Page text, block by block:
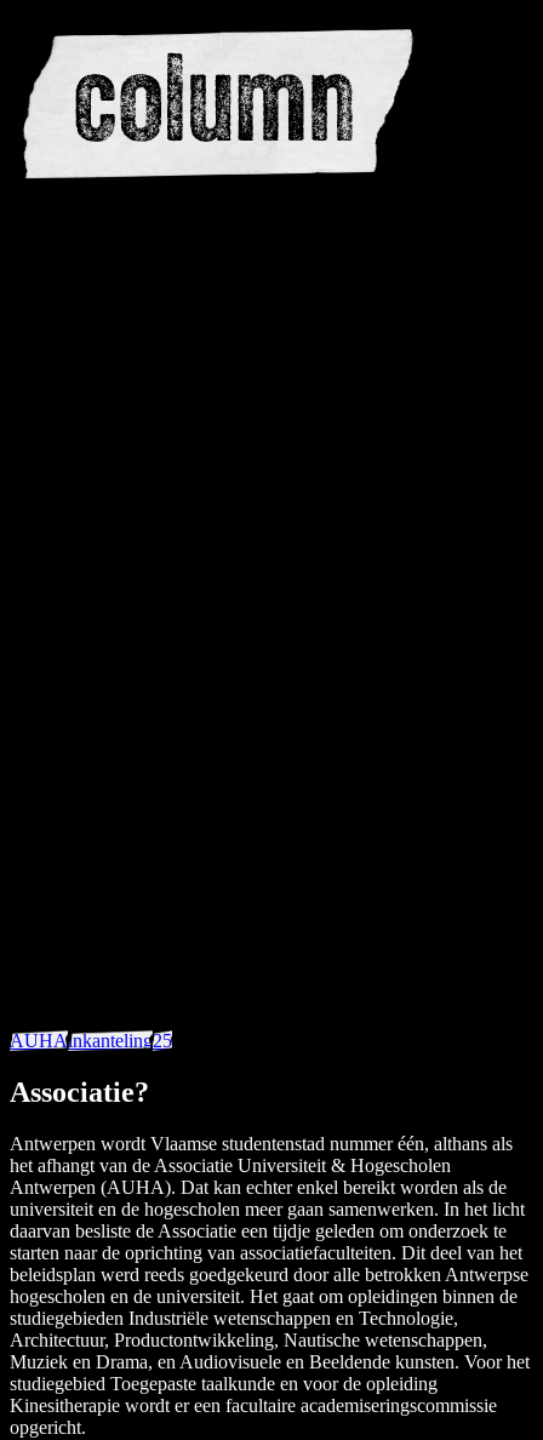
AUHAinkanteling25
Associatie?
Antwerpen wordt Vlaamse studentenstad nummer één, althans als
het afhangt van de Associatie Universiteit & Hogescholen
Antwerpen (AUHA). Dat kan echter enkel bereikt worden als de
universiteit en de hogescholen meer gaan samenwerken. In het licht
daarvan besliste de Associatie een tijdje geleden om onderzoek te
starten naar de oprichting van associatiefaculteiten. Dit deel van het
beleidsplan werd reeds goedgekeurd door alle betrokken Antwerpse
hogescholen en de universiteit. Het gaat om opleidingen binnen de
studiegebieden Industriële wetenschappen en Technologie,
Architectuur, Productontwikkeling, Nautische wetenschappen,
Muziek en Drama, en Audiovisuele en Beeldende kunsten. Voor het
studiegebied Toegepaste taalkunde en voor de opleiding
Kinesitherapie wordt er een facultaire academiseringscommissie
opgericht.